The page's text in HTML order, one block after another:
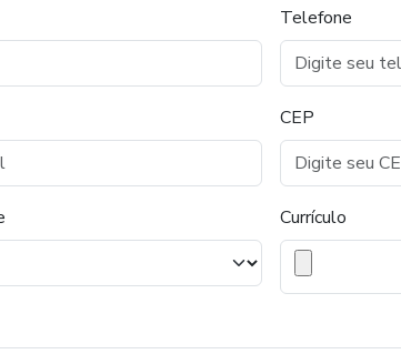
Telefone
CEP
Currículo